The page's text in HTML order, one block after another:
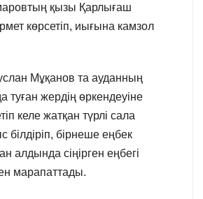
қызы Қарлығаш
көрсетіп, иығына камзол
Мұқанов та ауданның
туған жердің өркендеуіне
келе жатқан түрлі сала
білдіріп, бірнеше еңбек
алдында сіңірген еңбегі
марапаттады.